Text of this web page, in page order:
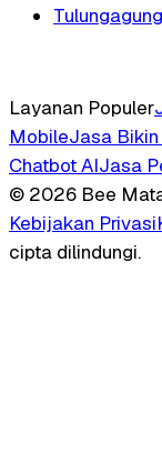
Layanan Populer
MobileJasa
Chatbot AIJasa
© 2026 Bee
Kebijakan Privasi
cipta dilindungi.